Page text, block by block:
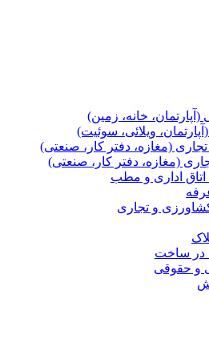
خانه، زمین)
ویلائی، سوئیت)
(مغازه، دفتر کار، صنعتی)
(مغازه، دفتر کار، صنعتی)
اتاق اداری و مطب
و تجاری
در ساخت
و حقوقی